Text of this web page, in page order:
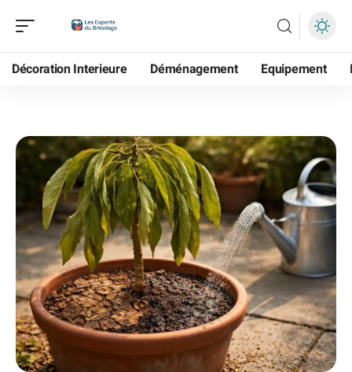
Décoration Interieure Déménagement Equipement